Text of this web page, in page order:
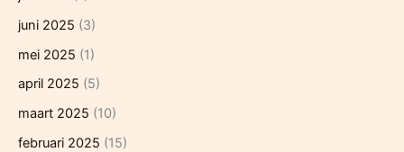
juni 2025 (3)
mei 2025 (1)
april 2025 (5)
maart 2025 (10)
februari 2025 (15)